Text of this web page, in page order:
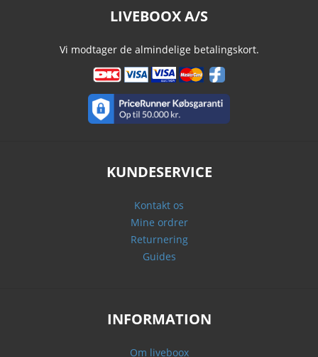
LIVEBOOX A/S
Vi modtager de almindelige betalingskort.
KUNDESERVICE
Kontakt os
Mine ordrer
Returnering
Guides
INFORMATION
Om liveboox